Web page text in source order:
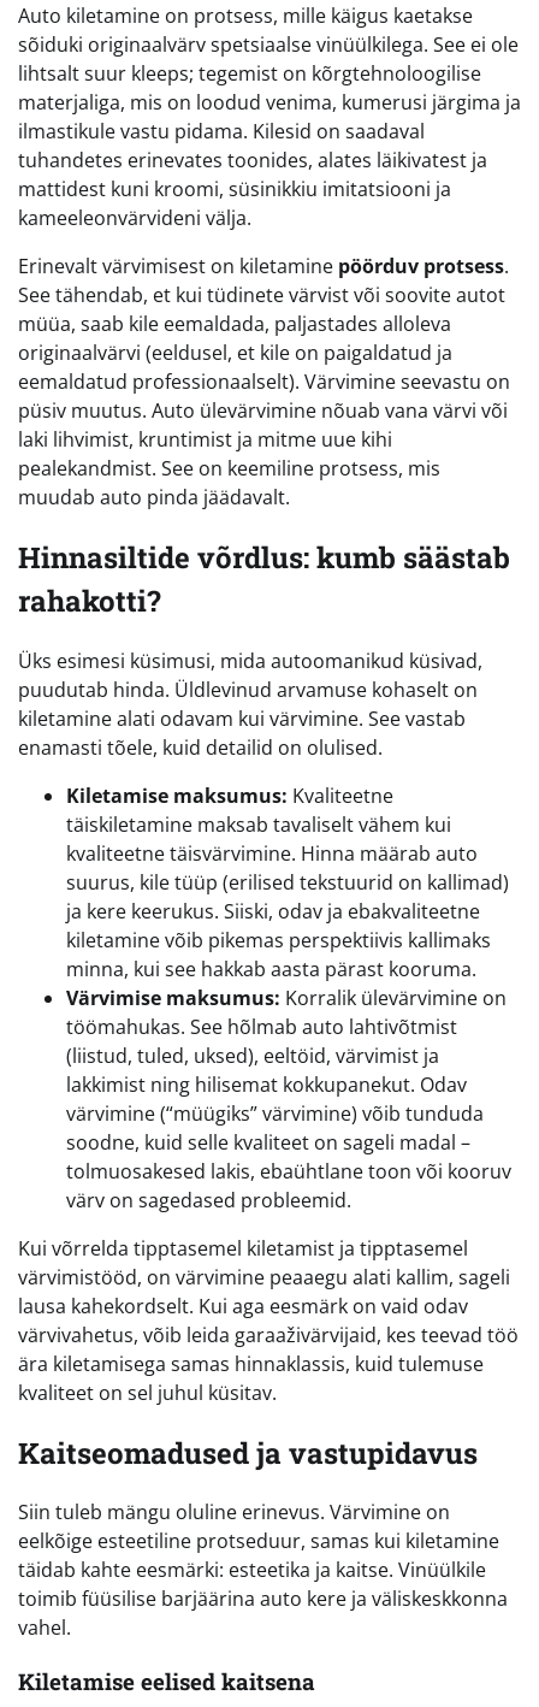
Auto kiletamine on protsess, mille käigus kaetakse
sõiduki originaalvärv spetsiaalse vinüülkilega. See ei ole
lihtsalt suur kleeps; tegemist on kõrgtehnoloogilise
materjaliga, mis on loodud venima, kumerusi järgima ja
ilmastikule vastu pidama. Kilesid on saadaval
tuhandetes erinevates toonides, alates läikivatest ja
mattidest kuni kroomi, süsinikkiu imitatsiooni ja
kameeleonvärvideni välja.
Erinevalt värvimisest on kiletamine pöörduv protsess.
See tähendab, et kui tüdinete värvist või soovite autot
müüa, saab kile eemaldada, paljastades alloleva
originaalvärvi (eeldusel, et kile on paigaldatud ja
eemaldatud professionaalselt). Värvimine seevastu on
püsiv muutus. Auto ülevärvimine nõuab vana värvi või
laki lihvimist, kruntimist ja mitme uue kihi
pealekandmist. See on keemiline protsess, mis
muudab auto pinda jäädavalt.
Hinnasiltide võrdlus: kumb säästab
rahakotti?
Üks esimesi küsimusi, mida autoomanikud küsivad,
puudutab hinda. Üldlevinud arvamuse kohaselt on
kiletamine alati odavam kui värvimine. See vastab
enamasti tõele, kuid detailid on olulised.
Kiletamise maksumus: Kvaliteetne
täiskiletamine maksab tavaliselt vähem kui
kvaliteetne täisvärvimine. Hinna määrab auto
suurus, kile tüüp (erilised tekstuurid on kallimad)
ja kere keerukus. Siiski, odav ja ebakvaliteetne
kiletamine võib pikemas perspektiivis kallimaks
minna, kui see hakkab aasta pärast kooruma.
Värvimise maksumus: Korralik ülevärvimine on
töömahukas. See hõlmab auto lahtivõtmist
(liistud, tuled, uksed), eeltöid, värvimist ja
lakkimist ning hilisemat kokkupanekut. Odav
värvimine (“müügiks” värvimine) võib tunduda
soodne, kuid selle kvaliteet on sageli madal –
tolmuosakesed lakis, ebaühtlane toon või kooruv
värv on sagedased probleemid.
Kui võrrelda tipptasemel kiletamist ja tipptasemel
värvimistööd, on värvimine peaaegu alati kallim, sageli
lausa kahekordselt. Kui aga eesmärk on vaid odav
värvivahetus, võib leida garaaživärvijaid, kes teevad töö
ära kiletamisega samas hinnaklassis, kuid tulemuse
kvaliteet on sel juhul küsitav.
Kaitseomadused ja vastupidavus
Siin tuleb mängu oluline erinevus. Värvimine on
eelkõige esteetiline protseduur, samas kui kiletamine
täidab kahte eesmärki: esteetika ja kaitse. Vinüülkile
toimib füüsilise barjäärina auto kere ja väliskeskkonna
vahel.
Kiletamise eelised kaitsena